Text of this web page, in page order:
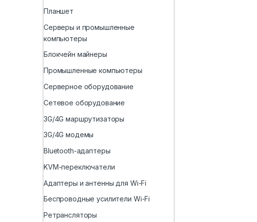
Планшет
Серверы и промышленные
компьютеры
Блокчейн майнеры
Промышленные компьютеры
Серверное оборудование
Сетевое оборудование
3G/4G маршрутизаторы
3G/4G модемы
Bluetooth-адаптеры
KVM-переключатели
Адаптеры и антенны для Wi-Fi
Беспроводные усилители Wi-Fi
Ретрансляторы